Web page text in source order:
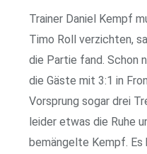
Trainer Daniel Kempf
Timo Roll verzichten,
die Partie fand. Schon
die Gäste mit 3:1 in
Vorsprung sogar drei
leider etwas die Ruhe
bemängelte Kempf. Es